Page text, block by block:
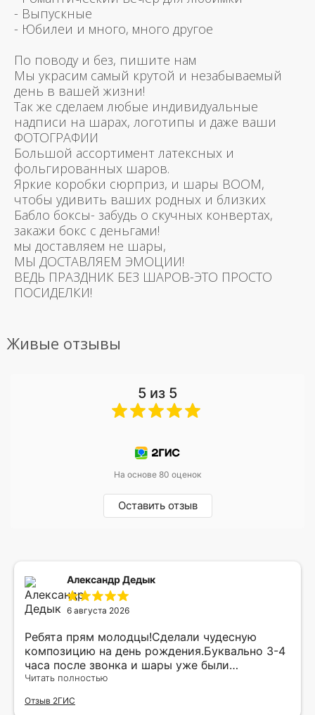
- Выпускные
- Юбилеи и много, много другое
По поводу и без, пишите нам
Мы украсим самый крутой и незабываемый
день в вашей жизни!
Так же сделаем любые индивидуальные
надписи на шарах, логотипы и даже ваши
ФОТОГРАФИИ
Большой ассортимент латексных и
фольгированных шаров.
Яркие коробки сюрприз, и шары BOOM,
чтобы удивить ваших родных и близких
Бабло боксы- забудь о скучных конвертах,
закажи бокс с деньгами!
мы доставляем не шары,
МЫ ДОСТАВЛЯЕМ ЭМОЦИИ!
ВЕДЬ ПРАЗДНИК БЕЗ ШАРОВ-ЭТО ПРОСТО
ПОСИДЕЛКИ!
Живые отзывы
5 из 5
На основе 80 оценок
Оставить отзыв
Александр Дедык
6 августа 2026
Ребята прям молодцы!Сделали чудесную
композицию на день рождения.Буквально 3-4
часа после звонка и шары уже были
доставлены мне по адресу.Качество
рада.
Читать полностью
Отзыв 2ГИС